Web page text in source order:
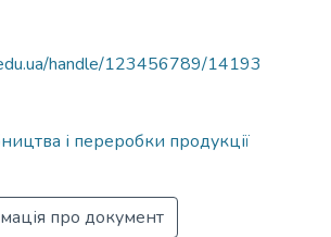
handle/123456789/14193
і переробки продукції
про документ